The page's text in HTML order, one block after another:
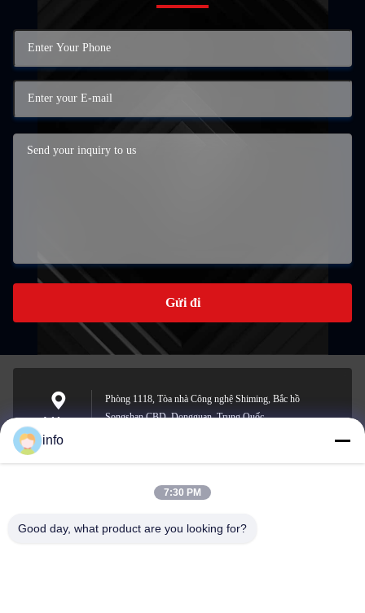
Gửi đi
Address
Phòng 1118, Tòa nhà Công nghệ Shiming, Bắc hồ
Songshan CBD, Dongguan, Trung Quốc
info@gdpowerplus.com
info
7:30 PM
Good day, what product are you looking for?